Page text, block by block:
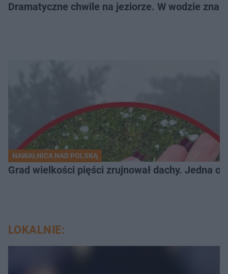
Dramatyczne chwile na jeziorze. W wodzie
NAWAŁNICA NAD POLSKĄ
Grad wielkości pięści zrujnował dachy. Jedna
LOKALNIE: